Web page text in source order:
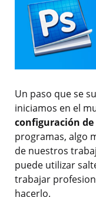
Un paso que se
iniciamos en el
configuración
programas, algo
de nuestros
puede utilizar
trabajar
hacerlo.